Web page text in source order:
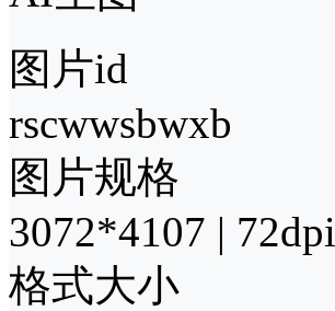
图片id
rscwwsbwxb
图片规格
3072*4107 | 72dpi
格式大小